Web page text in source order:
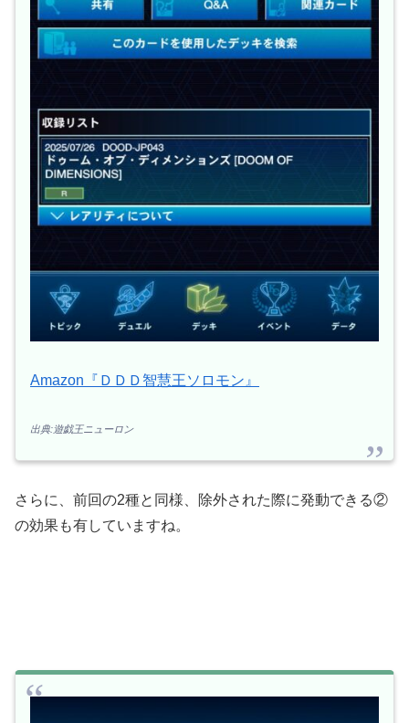
Amazon『ＤＤＤ智慧王ソロモン』
出典:遊戯王ニューロン
さらに、前回の2種と同様、除外された際に発動できる②
の効果も有していますね。